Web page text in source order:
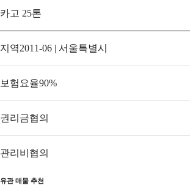
카고 25톤
지역2011-06 | 서울특별시
보험요율90%
권리금협의
관리비 협의
유관 매물 추천